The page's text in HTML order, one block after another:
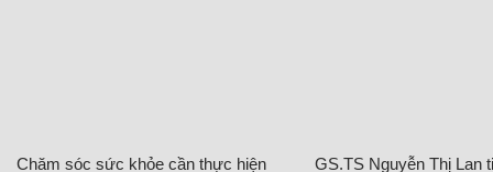
Chăm sóc sức khỏe cần thực hiện
GS.TS Nguyễn Thị Lan